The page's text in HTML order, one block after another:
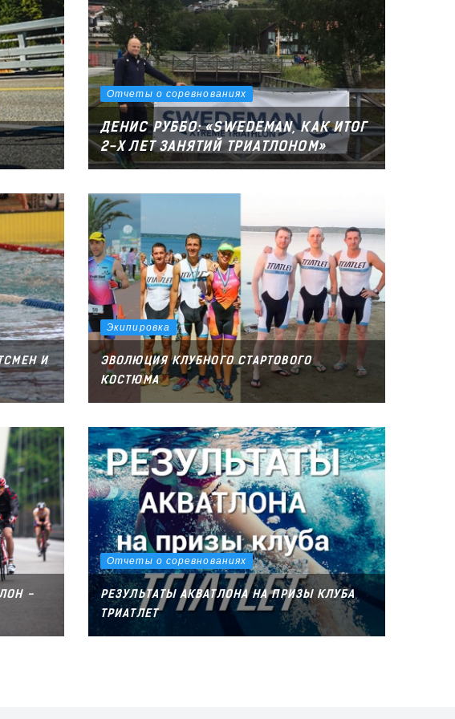
Отчеты о соревнованиях
ДЕНИС РУББО: «SWEDEMAN, КАК ИТОГ
2-Х ЛЕТ ЗАНЯТИЙ ТРИАТЛОНОМ»
И
Экипировка
ЭВОЛЮЦИЯ КЛУБНОГО СТАРТОВОГО
КОСТЮМА
-
Отчеты о соревнованиях
РЕЗУЛЬТАТЫ АКВАТЛОНА НА ПРИЗЫ КЛУБА
ТРИАТЛЕТ